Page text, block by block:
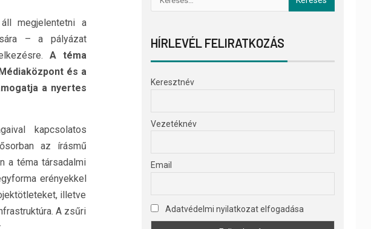
megjelentetni a
– a pályázat
A téma
és a
a nyertes
kapcsolatos
az írásmű
a téma társadalmi
erényekkel
illetve
A zsűri
HÍRLEVÉL FELIRATKOZÁS
Keresztnév
Vezetéknév
Email
Adatvédelmi nyilatkozat elfogadása